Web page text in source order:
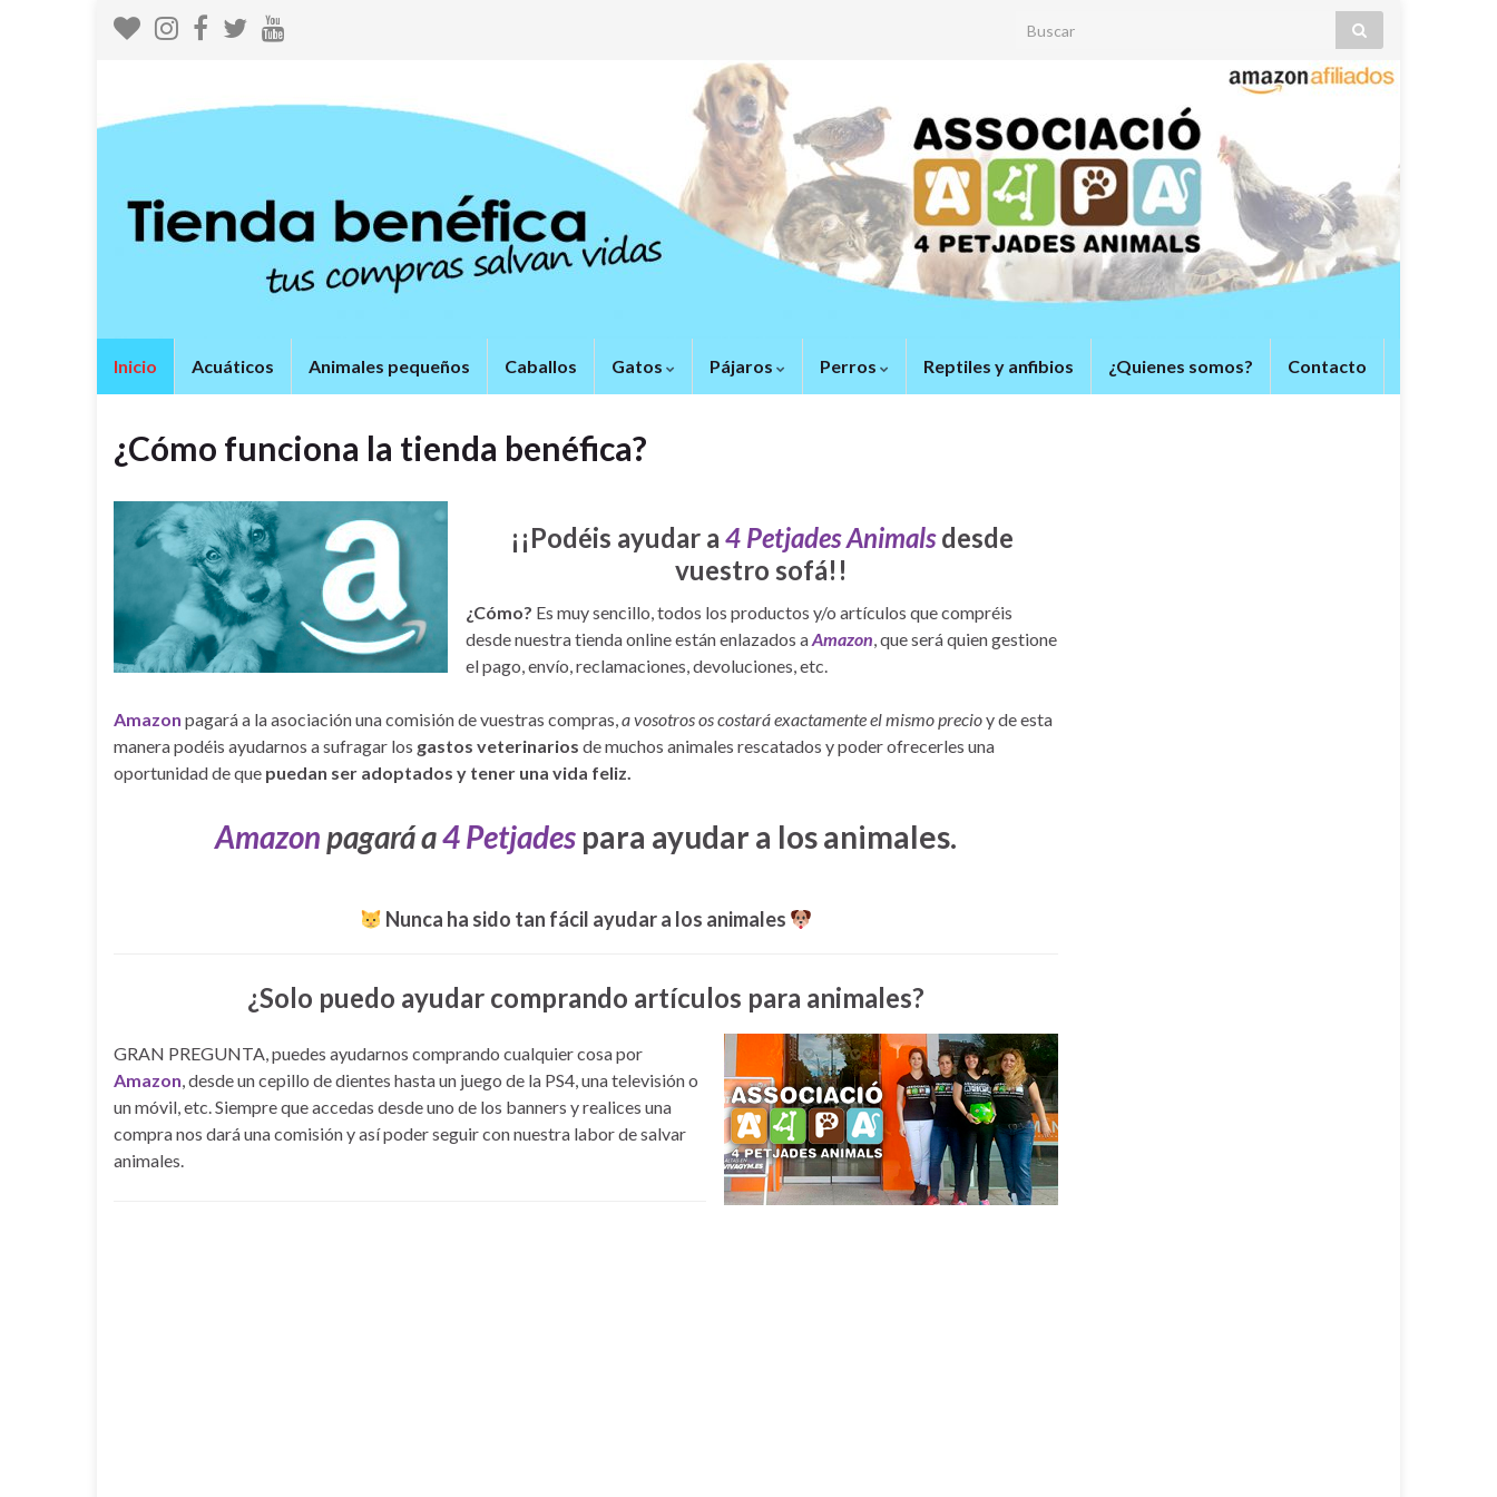
Search for:
Inicio Acuáticos Animales pequeños Caballos Gatos Pájaros Perros Reptiles y anfibios ¿Quienes somos? Contacto
¿Cómo funciona la tienda benéfica?
¡¡Podéis ayudar a 4 Petjades Animals desde
vuestro sofá!!
¿Cómo? Es muy sencillo, todos los productos y/o artículos que compréis
desde nuestra tienda online están enlazados aAmazon, que será quien gestione
el pago, envío, reclamaciones, devoluciones, etc.
Amazon pagará a la asociación una comisión de vuestras compras,a vosotros os costará exactamente el mismo precioy de esta
manera podéis ayudarnos a sufragar los gastos veterinarios de muchos animales rescatados y poder ofrecerles una
oportunidad de que puedan ser adoptados y tener una vida feliz.
Amazon pagará a4 Petjades para ayudar a los animales.
Nunca ha sido tan fácil ayudar a los animales
¿Solo puedo ayudar comprando artículos para animales?
GRAN PREGUNTA, puedes ayudarnos comprando cualquier cosa por
Amazon, desde un cepillo de dientes hasta un juego de la PS4, una televisión o
un móvil, etc. Siempre que accedas desde uno de los banners y realices una
compra nos dará una comisión y así poder seguir con nuestra labor de salvar
animales.